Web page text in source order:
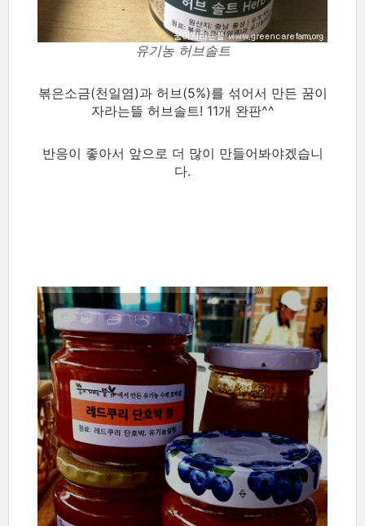
유기농 허브솔트
볶은소금(천일염)과 허브(5%)를 섞어서 만든 꿈이
자라는뜰 허브솔트! 11개 완판^^
반응이 좋아서 앞으로 더 많이 만들어봐야겠습니
다.